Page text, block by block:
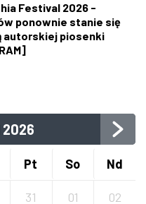
Festival 2026 -
ponownie stanie się
autorskiej piosenki
2026
Pt So Nd
31 01 02